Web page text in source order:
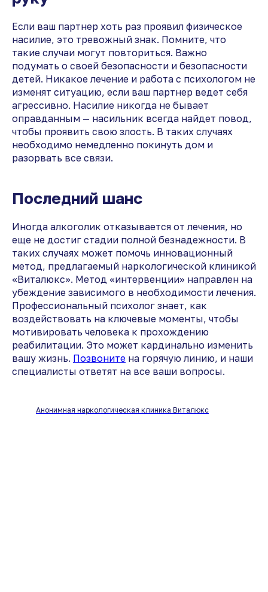
Если ваш партнер хоть раз проявил физическое
насилие, это тревожный знак. Помните, что
такие случаи могут повториться. Важно
подумать о своей безопасности и безопасности
детей. Никакое лечение и работа с психологом не
изменят ситуацию, если ваш партнер ведет себя
агрессивно. Насилие никогда не бывает
оправданным — насильник всегда найдет повод,
чтобы проявить свою злость. В таких случаях
необходимо немедленно покинуть дом и
разорвать все связи.
Последний шанс
Иногда алкоголик отказывается от лечения, но
еще не достиг стадии полной безнадежности. В
таких случаях может помочь инновационный
метод, предлагаемый наркологической клиникой
«Виталюкс». Метод «интервенции» направлен на
убеждение зависимого в необходимости лечения.
Профессиональный психолог знает, как
воздействовать на ключевые моменты, чтобы
мотивировать человека к прохождению
реабилитации. Это может кардинально изменить
вашу жизнь. Позвоните на горячую линию, и наши
специалисты ответят на все ваши вопросы.
Анонимная наркологическая клиника Виталюкс